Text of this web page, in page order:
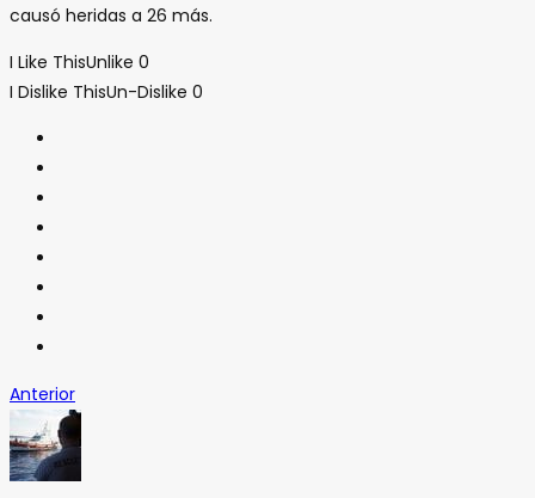
causó heridas a 26 más.
I Like ThisUnlike 0
I Dislike ThisUn-Dislike 0
Anterior